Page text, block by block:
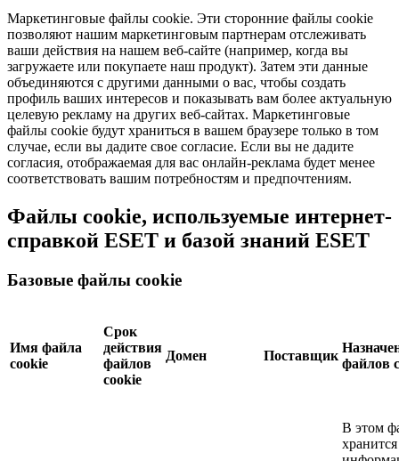
Маркетинговые файлы cookie. Эти сторонние файлы cookie
позволяют нашим маркетинговым партнерам отслеживать
ваши действия на нашем веб-сайте (например, когда вы
загружаете или покупаете наш продукт). Затем эти данные
объединяются с другими данными о вас, чтобы создать
профиль ваших интересов и показывать вам более актуальную
целевую рекламу на других веб-сайтах. Маркетинговые
файлы cookie будут храниться в вашем браузере только в том
случае, если вы дадите свое согласие. Если вы не дадите
согласия, отображаемая для вас онлайн-реклама будет менее
соответствовать вашим потребностям и предпочтениям.
Файлы cookie, используемые интернет-
справкой ESET и базой знаний ESET
Базовые файлы cookie
Имя файла
cookie
Срок
действия
файлов
cookie
Домен Поставщик
файлов
В этом
хранится